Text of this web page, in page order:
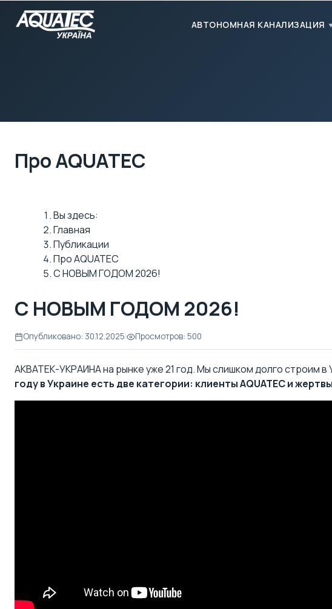
АВТОНОМНАЯ КАНАЛИЗАЦИЯ
Про AQUATEC
Вы здесь:
Главная
Публикации
Про AQUATEC
С НОВЫМ ГОДОМ 2026!
С НОВЫМ ГОДОМ 2026!
Опубликовано: 30.12.2025| Просмотров: 500
АКВАТЕК-УКРАИНА на рынке уже 21 год. Мы слишком долго строим
году в Украине есть две категории: клиенты AQUATEC и